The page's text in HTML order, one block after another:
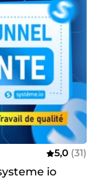
5,0 (31)
io